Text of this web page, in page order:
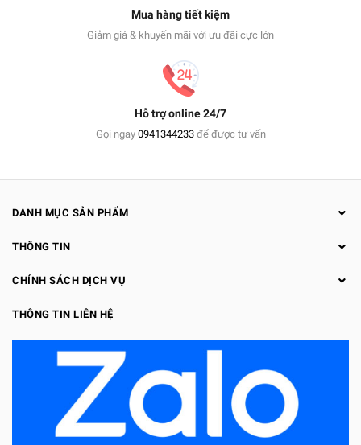
Mua hàng tiết kiệm
Giảm giá & khuyến mãi với ưu đãi cực lớn
Hỗ trợ online 24/7
Gọi ngay 0941344233để được tư vấn
DANH MỤC SẢN PHẨM
THÔNG TIN
CHÍNH SÁCH DỊCH VỤ
THÔNG TIN LIÊN HỆ